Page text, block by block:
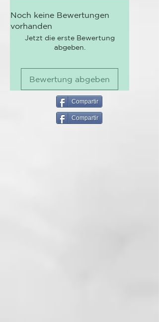
dientes, la herramienta de
suavizado Blow-Styling tiene
dientes de base fija con una
tensión incorporada y una ligera
puntas. Entregando la tensión del
flujo, los dientes permiten que el
pelo serpentee a través para un
estilo rápido, liso y suave del
soplo sin el tirón o estiramiento-
Noch keine Bewertungen
vorhanden
Jetzt die erste Bewertung
abgeben.
Bewertung abgeben
Compartir
Compartir